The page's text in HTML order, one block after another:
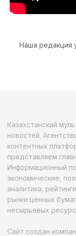
Наша редакция
Казахстанский
новостей.
контентных
представляем
Информационный
экономические,
аналитика,
рынки ценных
несырьевых
Сайт создан